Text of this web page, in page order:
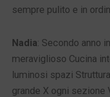
sempre pulito e in
Nadia: Secondo anno
meraviglioso Cucina
luminosi spazi
grande X ogni sezione